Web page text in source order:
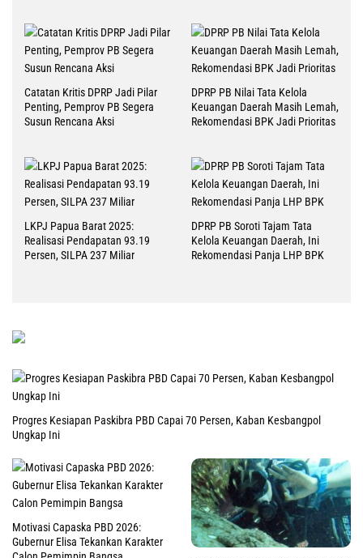
Catatan Kritis DPRP Jadi Pilar
Penting, Pemprov PB Segera
Susun Rencana Aksi
DPRP PB Nilai Tata Kelola
Keuangan Daerah Masih Lemah,
Rekomendasi BPK Jadi Prioritas
LKPJ Papua Barat 2025:
Realisasi Pendapatan 93.19
Persen, SILPA 237 Miliar
DPRP PB Soroti Tajam Tata
Kelola Keuangan Daerah, Ini
Rekomendasi Panja LHP BPK
Progres Kesiapan Paskibra PBD Capai 70 Persen, Kaban Kesbangpol
Ungkap Ini
Motivasi Capaska PBD 2026:
Gubernur Elisa Tekankan Karakter